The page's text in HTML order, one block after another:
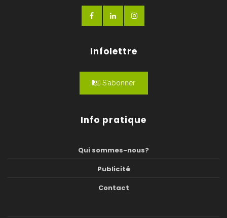
Infolettre
S'abonner
Info pratique
Qui sommes-nous?
Publicité
Contact